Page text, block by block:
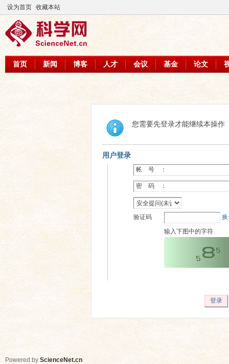
设为首页 收藏本站
首页 新闻 博客 人才 会议 基金 论文
您需要先登录才能继续本操作
用户登录
帐 号 ：
密 码 ：
验证码
输入下图中的字符
登录
Powered by ScienceNet.cn